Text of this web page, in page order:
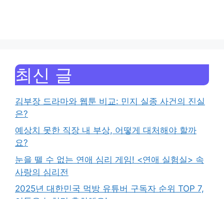
최신 글
김부장 드라마와 웹툰 비교: 민지 실종 사건의 진실
은?
예상치 못한 직장 내 부상, 어떻게 대처해야 할까
요?
눈을 뗄 수 없는 연애 심리 게임! <연애 실험실> 속
사랑의 심리전
2025년 대한민국 먹방 유튜버 구독자 순위 TOP 7,